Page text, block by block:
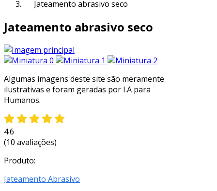
Jateamento abrasivo seco
Jateamento abrasivo seco
Algumas imagens deste site são meramente
ilustrativas e foram geradas por I.A para
Humanos.
4.6
(10 avaliações)
Produto:
Jateamento Abrasivo